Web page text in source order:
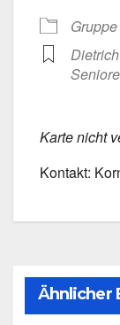
Kar­te nicht
Kon­takt:
Ähnlicher